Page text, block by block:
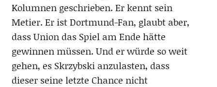
Kolumnen geschrieben. Er kennt sein
Metier. Er ist Dortmund-Fan, glaubt aber,
dass Union das Spiel am Ende hätte
gewinnen müssen. Und er würde so weit
gehen, es Skrzybski anzulasten, dass
dieser seine letzte Chance nicht